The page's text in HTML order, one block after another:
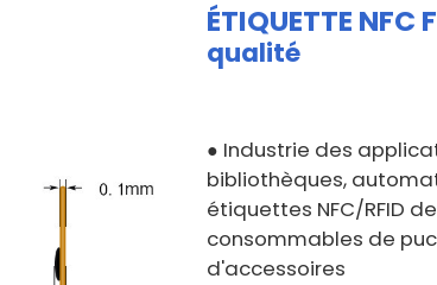
ÉTIQUETTE NFC
qualité
● Industrie des
bibliothèques,
étiquettes NFC/RFID
consommables de
d'accessoires